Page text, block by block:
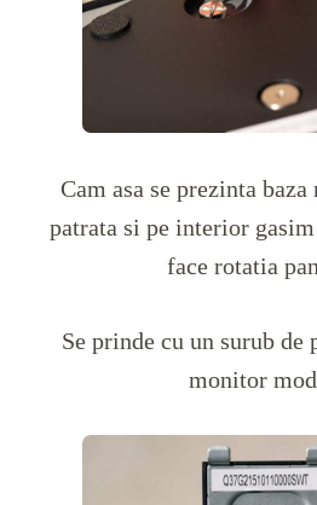
Cam asa se prezinta
patrata si pe interior
face rotatia
Se prinde cu un surub
monitor